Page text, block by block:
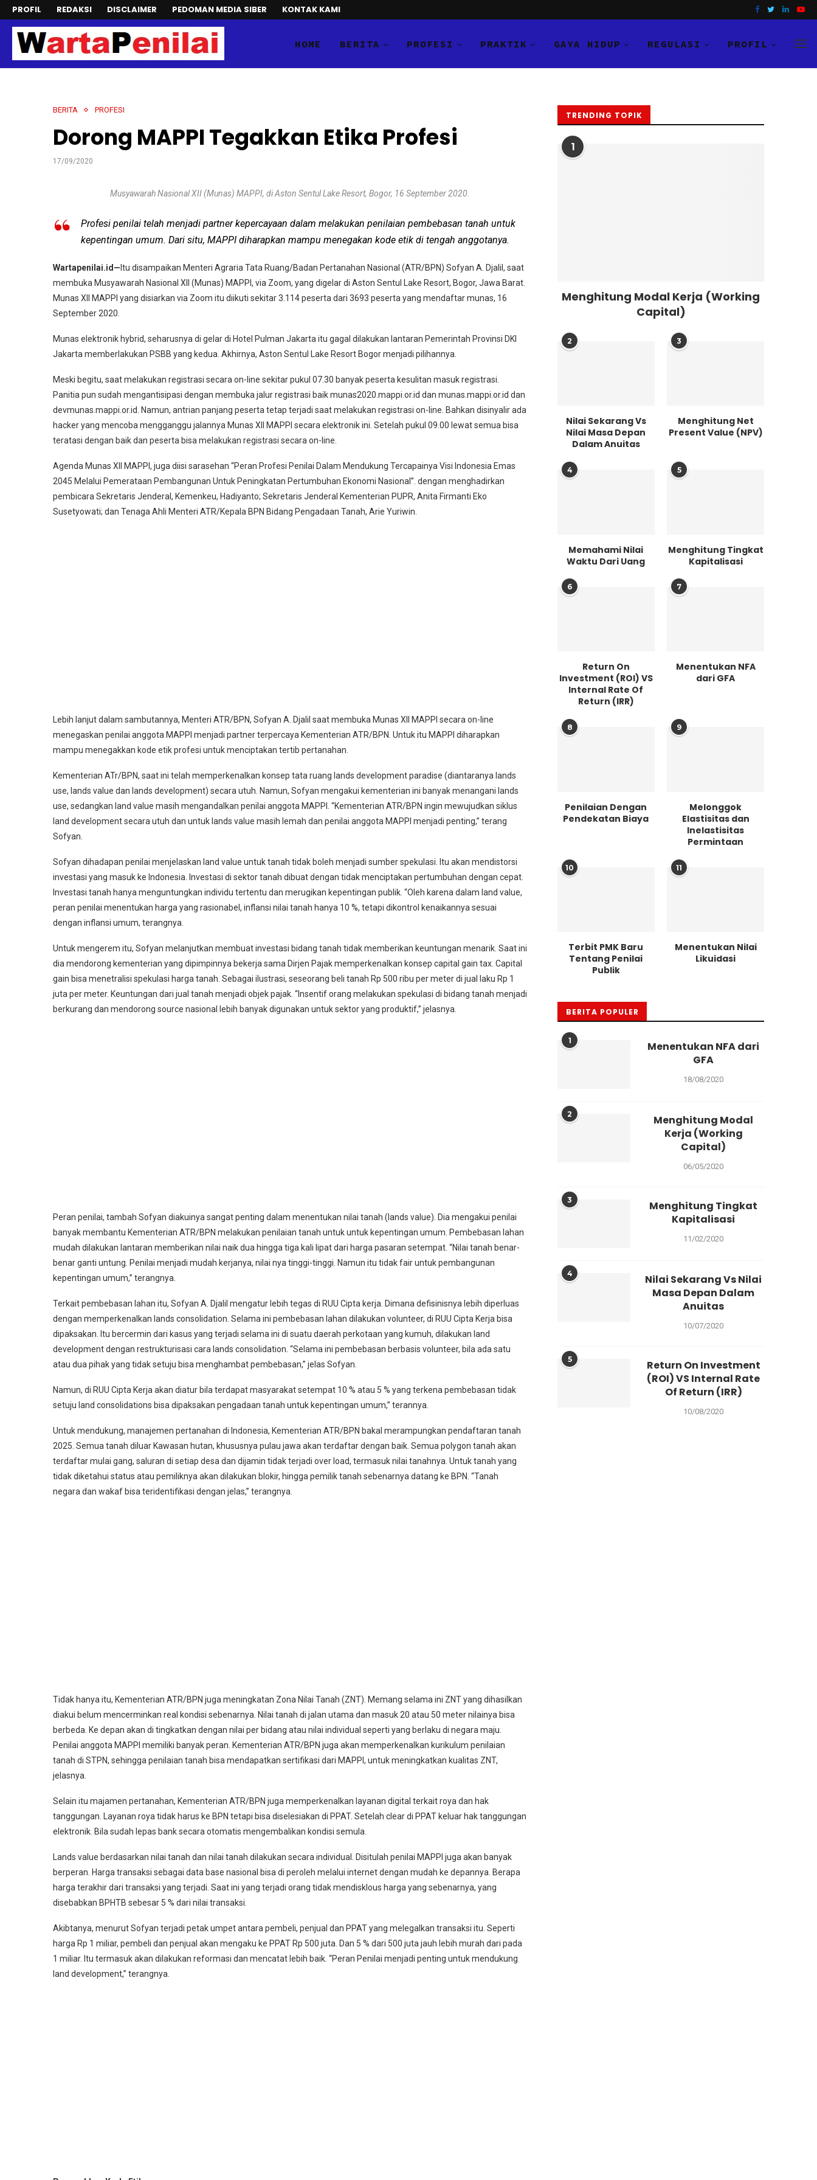
PROFIL REDAKSI DISCLAIMER PEDOMAN MEDIA SIBER KONTAK KAMI
HOME BERITA PROFESI PRAKTIK GAYA HIDUP REGULASI PROFIL
BERITA PROFESI
Dorong MAPPI Tegakkan Etika Profesi
17/09/2020
Musyawarah Nasional XII (Munas) MAPPI, di Aston Sentul Lake Resort, Bogor, 16 September 2020.
Profesi penilai telah menjadi partner kepercayaan dalam melakukan penilaian pembebasan tanah untuk
kepentingan umum. Dari situ, MAPPI diharapkan mampu menegakan kode etik di tengah anggotanya.
Wartapenilai.id— Itu disampaikan Menteri Agraria Tata Ruang/Badan Pertanahan Nasional (ATR/BPN) Sofyan A. Djalil, saat
membuka Musyawarah Nasional XII (Munas) MAPPI, via Zoom, yang digelar di Aston Sentul Lake Resort, Bogor, Jawa Barat.
Munas XII MAPPI yang disiarkan via Zoom itu diikuti sekitar 3.114 peserta dari 3693 peserta yang mendaftar munas, 16
September 2020.
Munas elektronik hybrid, seharusnya di gelar di Hotel Pulman Jakarta itu gagal dilakukan lantaran Pemerintah Provinsi DKI
Jakarta memberlakukan PSBB yang kedua. Akhirnya, Aston Sentul Lake Resort Bogor menjadi pilihannya.
Meski begitu, saat melakukan registrasi secara on-line sekitar pukul 07.30 banyak peserta kesulitan masuk registrasi.
Panitia pun sudah mengantisipasi dengan membuka jalur registrasi baik munas2020.mappi.or.id dan munas.mappi.or.id dan
devmunas.mappi.or.id. Namun, antrian panjang peserta tetap terjadi saat melakukan registrasi on-line. Bahkan disinyalir ada
hacker yang mencoba mengganggu jalannya Munas XII MAPPI secara elektronik ini. Setelah pukul 09.00 lewat semua bisa
teratasi dengan baik dan peserta bisa melakukan registrasi secara on-line.
Agenda Munas XII MAPPI, juga diisi sarasehan “Peran Profesi Penilai Dalam Mendukung Tercapainya Visi Indonesia Emas
2045 Melalui Pemerataan Pembangunan Untuk Peningkatan Pertumbuhan Ekonomi Nasional”. dengan menghadirkan
pembicara Sekretaris Jenderal, Kemenkeu, Hadiyanto; Sekretaris Jenderal Kementerian PUPR, Anita Firmanti Eko
Susetyowati; dan Tenaga Ahli Menteri ATR/Kepala BPN Bidang Pengadaan Tanah, Arie Yuriwin.
Lebih lanjut dalam sambutannya, Menteri ATR/BPN, Sofyan A. Djalil saat membuka Munas XII MAPPI secara on-line
menegaskan penilai anggota MAPPI menjadi partner terpercaya Kementerian ATR/BPN. Untuk itu MAPPI diharapkan
mampu menegakkan kode etik profesi untuk menciptakan tertib pertanahan.
Kementerian ATr/BPN, saat ini telah memperkenalkan konsep tata ruang lands development paradise (diantaranya lands
use, lands value dan lands development) secara utuh. Namun, Sofyan mengakui kementerian ini banyak menangani lands
use, sedangkan land value masih mengandalkan penilai anggota MAPPI. “Kementerian ATR/BPN ingin mewujudkan siklus
land development secara utuh dan untuk lands value masih lemah dan penilai anggota MAPPI menjadi penting,” terang
Sofyan.
Sofyan dihadapan penilai menjelaskan land value untuk tanah tidak boleh menjadi sumber spekulasi. Itu akan mendistorsi
investasi yang masuk ke Indonesia. Investasi di sektor tanah dibuat dengan tidak menciptakan pertumbuhan dengan cepat.
Investasi tanah hanya menguntungkan individu tertentu dan merugikan kepentingan publik. “Oleh karena dalam land value,
peran penilai menentukan harga yang rasionabel, inflansi nilai tanah hanya 10 %, tetapi dikontrol kenaikannya sesuai
dengan inflansi umum, terangnya.
Untuk mengerem itu, Sofyan melanjutkan membuat investasi bidang tanah tidak memberikan keuntungan menarik. Saat ini
dia mendorong kementerian yang dipimpinnya bekerja sama Dirjen Pajak memperkenalkan konsep capital gain tax. Capital
gain bisa menetralisi spekulasi harga tanah. Sebagai ilustrasi, seseorang beli tanah Rp 500 ribu per meter di jual laku Rp 1
juta per meter. Keuntungan dari jual tanah menjadi objek pajak. “Insentif orang melakukan spekulasi di bidang tanah menjadi
berkurang dan mendorong source nasional lebih banyak digunakan untuk sektor yang produktif,” jelasnya.
Peran penilai, tambah Sofyan diakuinya sangat penting dalam menentukan nilai tanah (lands value). Dia mengakui penilai
banyak membantu Kementerian ATR/BPN melakukan penilaian tanah untuk untuk kepentingan umum. Pembebasan lahan
mudah dilakukan lantaran memberikan nilai naik dua hingga tiga kali lipat dari harga pasaran setempat. “Nilai tanah benar-
benar ganti untung. Penilai menjadi mudah kerjanya, nilai nya tinggi-tinggi. Namun itu tidak fair untuk pembangunan
kepentingan umum,” terangnya.
Terkait pembebasan lahan itu, Sofyan A. Djalil mengatur lebih tegas di RUU Cipta kerja. Dimana defisinisnya lebih diperluas
dengan memperkenalkan lands consolidation. Selama ini pembebasan lahan dilakukan volunteer, di RUU Cipta Kerja bisa
dipaksakan. Itu bercermin dari kasus yang terjadi selama ini di suatu daerah perkotaan yang kumuh, dilakukan land
development dengan restrukturisasi cara lands consolidation. “Selama ini pembebasan berbasis volunteer, bila ada satu
atau dua pihak yang tidak setuju bisa menghambat pembebasan,” jelas Sofyan.
Namun, di RUU Cipta Kerja akan diatur bila terdapat masyarakat setempat 10 % atau 5 % yang terkena pembebasan tidak
setuju land consolidations bisa dipaksakan pengadaan tanah untuk kepentingan umum,” terannya.
Untuk mendukung, manajemen pertanahan di Indonesia, Kementerian ATR/BPN bakal merampungkan pendaftaran tanah
2025. Semua tanah diluar Kawasan hutan, khususnya pulau jawa akan terdaftar dengan baik. Semua polygon tanah akan
terdaftar mulai gang, saluran di setiap desa dan dijamin tidak terjadi over load, termasuk nilai tanahnya. Untuk tanah yang
tidak diketahui status atau pemiliknya akan dilakukan blokir, hingga pemilik tanah sebenarnya datang ke BPN. “Tanah
negara dan wakaf bisa teridentifikasi dengan jelas,” terangnya.
Tidak hanya itu, Kementerian ATR/BPN juga meningkatan Zona Nilai Tanah (ZNT). Memang selama ini ZNT yang dihasilkan
diakui belum mencerminkan real kondisi sebenarnya. Nilai tanah di jalan utama dan masuk 20 atau 50 meter nilainya bisa
berbeda. Ke depan akan di tingkatkan dengan nilai per bidang atau nilai individual seperti yang berlaku di negara maju.
Penilai anggota MAPPI memiliki banyak peran. Kementerian ATR/BPN juga akan memperkenalkan kurikulum penilaian
tanah di STPN, sehingga penilaian tanah bisa mendapatkan sertifikasi dari MAPPI, untuk meningkatkan kualitas ZNT,
jelasnya.
Selain itu majamen pertanahan, Kementerian ATR/BPN juga memperkenalkan layanan digital terkait roya dan hak
tanggungan. Layanan roya tidak harus ke BPN tetapi bisa diselesiakan di PPAT. Setelah clear di PPAT keluar hak tanggungan
elektronik. Bila sudah lepas bank secara otomatis mengembalikan kondisi semula.
Lands value berdasarkan nilai tanah dan nilai tanah dilakukan secara individual. Disitulah penilai MAPPI juga akan banyak
berperan. Harga transaksi sebagai data base nasional bisa di peroleh melalui internet dengan mudah ke depannya. Berapa
harga terakhir dari transaksi yang terjadi. Saat ini yang terjadi orang tidak mendisklous harga yang sebenarnya, yang
disebabkan BPHTB sebesar 5 % dari nilai transaksi.
Akibtanya, menurut Sofyan terjadi petak umpet antara pembeli, penjual dan PPAT yang melegalkan transaksi itu. Seperti
harga Rp 1 miliar, pembeli dan penjual akan mengaku ke PPAT Rp 500 juta. Dan 5 % dari 500 juta jauh lebih murah dari pada
1 miliar. Itu termasuk akan dilakukan reformasi dan mencatat lebih baik. “Peran Penilai menjadi penting untuk mendukung
land development,” terangnya.
TRENDING TOPIK
1
Menghitung Modal Kerja (Working
Capital)
2
Nilai Sekarang Vs
Nilai Masa Depan
Dalam Anuitas
3
Menghitung Net
Present Value (NPV)
4
Memahami Nilai
Waktu Dari Uang
5
Menghitung Tingkat
Kapitalisasi
6
Return On
Investment (ROI) VS
Internal Rate Of
Return (IRR)
7
Menentukan NFA
dari GFA
8
Penilaian Dengan
Pendekatan Biaya
9
Melonggok
Elastisitas dan
Inelastisitas
Permintaan
10
Terbit PMK Baru
Tentang Penilai
Publik
11
Menentukan Nilai
Likuidasi
BERITA POPULER
1
Menentukan NFA dari
GFA
18/08/2020
2
Menghitung Modal
Kerja (Working
Capital)
06/05/2020
3
Menghitung Tingkat
Kapitalisasi
11/02/2020
4
Nilai Sekarang Vs Nilai
Masa Depan Dalam
Anuitas
10/07/2020
5
Return On Investment
(ROI) VS Internal Rate
Of Return (IRR)
10/08/2020